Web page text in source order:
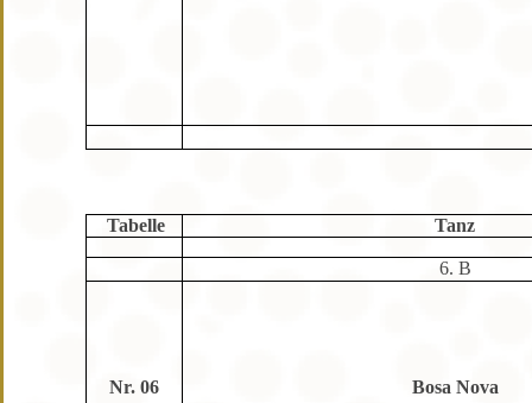
Tabelle Tanz
6. B
Nr. 06 Bosa Nova